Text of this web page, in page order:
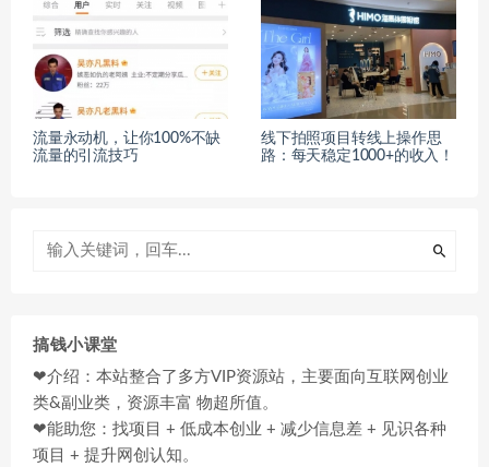
流量永动机，让你100%不缺
流量的引流技巧
线下拍照项目转线上操作思
路：每天稳定1000+的收入！
搞钱小课堂
❤介绍：本站整合了多方VIP资源站，主要面向互联网创业
类&副业类，资源丰富 物超所值。
❤能助您：找项目 + 低成本创业 + 减少信息差 + 见识各种
项目 + 提升网创认知。